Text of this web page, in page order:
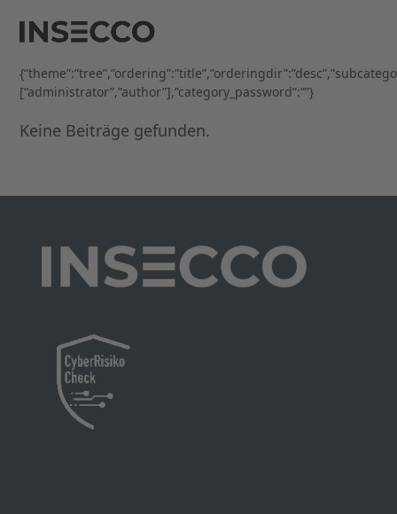
content
mobile
menu
mobile
menu
[“administrator”,”author”],”category_password”:””}
Keine Beiträge gefunden.